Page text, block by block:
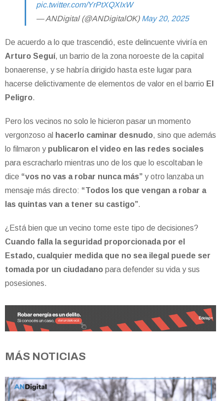
pic.twitter.com/YrPtXQXIxW
— ANDigital (@ANDigitalOK) May 20, 2025
De acuerdo a lo que trascendió, este delincuente viviría en
Arturo Seguí, un barrio de la zona noroeste de la capital
bonaerense, y se habría dirigido hasta este lugar para
hacerse delictivamente de elementos de valor en el barrio El
Peligro.
Pero los vecinos no solo le hicieron pasar un momento
vergonzoso al hacerlo caminar desnudo, sino que además
lo filmaron y publicaron el video en las redes sociales
para escracharlo mientras uno de los que lo escoltaban le
dice “vos no vas a robar nunca más” y otro lanzaba un
mensaje más directo: “Todos los que vengan a robar a
las quintas van a tener su castigo”.
¿Está bien que un vecino tome este tipo de decisiones?
Cuando falla la seguridad proporcionada por el
Estado, cualquier medida que no sea ilegal puede ser
tomada por un ciudadano para defender su vida y sus
posesiones.
MÁS NOTICIAS